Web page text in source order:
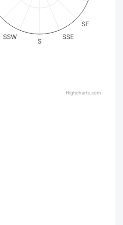
SE
SSE
S
SSW
Highcharts.com